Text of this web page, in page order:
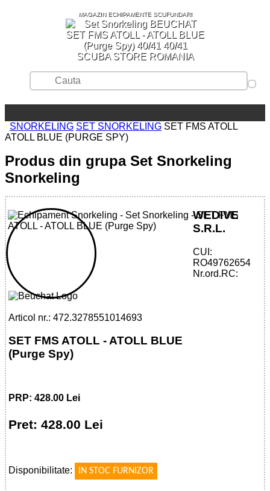
MAGAZIN ECHIPAMENTE SCUFUNDARI
SCUBA STORE ROMANIA
SNORKELING SET SNORKELING SET FMS ATOLL
ATOLL BLUE (PURGE SPY)
Produs din grupa Set Snorkeling
Snorkeling
32785510146 - SET FMS ATOLL - DEEP
BLUE
Articol nr.: 472.3278551014693
SET FMS ATOLL - ATOLL BLUE
(Purge Spy)
PRP: 428.00 Lei
Pret: 428.00 Lei
Disponibilitate:
IN STOC FURNIZOR
WEDIVE
S.R.L.
CUI:
RO49762654
Nr.ord.RC: